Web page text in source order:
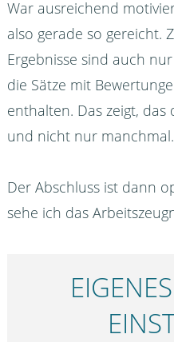
War ausreichend
also gerade so gereicht.
Ergebnisse sind auch
die Sätze mit
enthalten. Das zeigt, das
und nicht nur manchmal.
Der Abschluss ist dann
sehe ich das